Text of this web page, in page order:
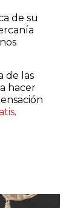
de su
de las
hacer
.